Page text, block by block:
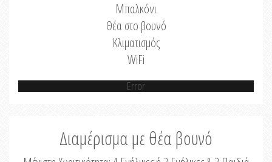
Μπαλκόνι
Θέα στο βουνό
Κλιματισμός
WiFi
Error
Διαμέρισμα με θέα βουνό